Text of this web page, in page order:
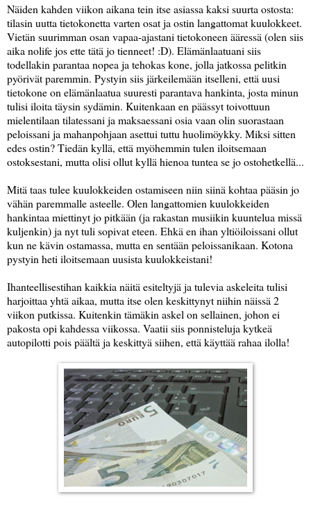
Näiden kahden viikon aikana tein itse asiassa kaksi suurta ostosta:
tilasin uutta tietokonetta varten osat ja ostin langattomat kuulokkeet.
Vietän suurimman osan vapaa-ajastani tietokoneen ääressä (olen siis
aika nolife jos ette tätä jo tienneet! :D). Elämänlaatuani siis
todellakin parantaa nopea ja tehokas kone, jolla jatkossa pelitkin
pyörivät paremmin. Pystyin siis järkeilemään itselleni, että uusi
tietokone on elämänlaatua suuresti parantava hankinta, josta minun
tulisi iloita täysin sydämin. Kuitenkaan en päässyt toivottuun
mielentilaan tilatessani ja maksaessani osia vaan olin suorastaan
peloissani ja mahanpohjaan asettui tuttu huolimöykky. Miksi sitten
edes ostin? Tiedän kyllä, että myöhemmin tulen iloitsemaan
ostoksestani, mutta olisi ollut kyllä hienoa tuntea se jo ostohetkellä...
Mitä taas tulee kuulokkeiden ostamiseen niin siinä kohtaa pääsin jo
vähän paremmalle asteelle. Olen langattomien kuulokkeiden
hankintaa miettinyt jo pitkään (ja rakastan musiikin kuuntelua missä
kuljenkin) ja nyt tuli sopivat eteen. Ehkä en ihan yltiöiloissani ollut
kun ne kävin ostamassa, mutta en sentään peloissanikaan. Kotona
pystyin heti iloitsemaan uusista kuulokkeistani!
Ihanteellisestihan kaikkia näitä esiteltyjä ja tulevia askeleita tulisi
harjoittaa yhtä aikaa, mutta itse olen keskittynyt niihin näissä 2
viikon putkissa. Kuitenkin tämäkin askel on sellainen, johon ei
pakosta opi kahdessa viikossa. Vaatii siis ponnisteluja kytkeä
autopilotti pois päältä ja keskittyä siihen, että käyttää rahaa ilolla!